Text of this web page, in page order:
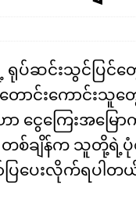
ရုပ်ဆင်းသွင်ပြင်တွ
ောင်းကောင်းသူ
ကြေးအမြောက်
တစ်ချိန်က သူတို့ရဲ့
ြပေးလိုက်ရပါတ